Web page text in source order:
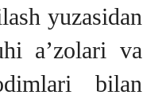
yuzasidan
a’zolari va
bilan